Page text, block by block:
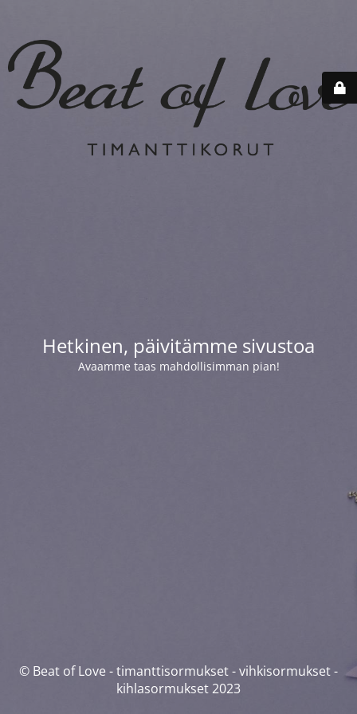
Hetkinen, päivitämme sivustoa
Avaamme taas mahdollisimman pian!
© Beat of Love - timanttisormukset - vihkisormukset -
kihlasormukset 2023